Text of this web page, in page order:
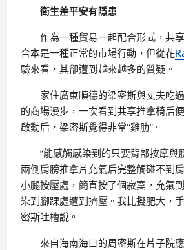
衛生差平安有隱患
作為一種貿易一起配合形式，共
合本是一種正常的市場行動，但從花
驗來看，其卻遭到越來越多的質疑。
家住廣東順德的梁密斯與丈夫吃
的商場漫步，一次看到共享推拿椅后
啟動后，梁密斯覺得非常“雞肋”。
“能感觸感染到的只要背部按摩與
兩側肩膀推拿片充氣后完整觸碰不到
小腿按壓處，簡直按了個寂寞，充氣
染到腳踝處遭到擠壓。我比擬肥大，
密斯吐槽說。
來自海南海口的周密斯在片子院